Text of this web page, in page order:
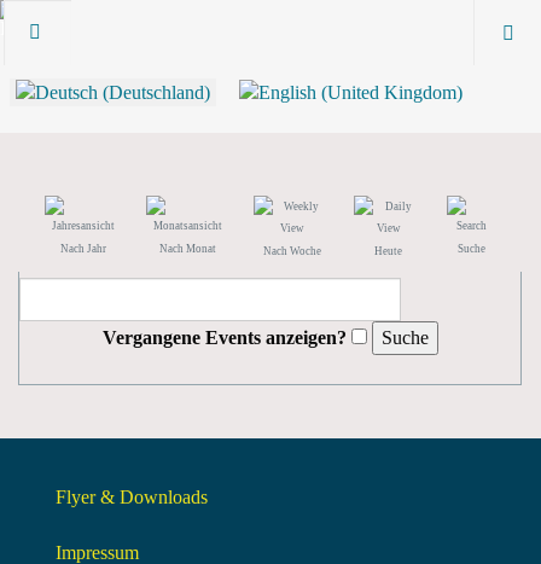
Nach Jahr Nach Monat Nach Woche Heute Suche
Vergangene Events anzeigen?
Flyer & Downloads
Impressum